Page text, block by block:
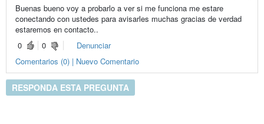
Buenas bueno voy a probarlo a ver si me funciona me estare
conectando con ustedes para avisarles muchas gracias de verdad
estaremos en contacto..
0
0
Denunciar
Comentarios (0) | Nuevo Comentario
RESPONDA ESTA PREGUNTA